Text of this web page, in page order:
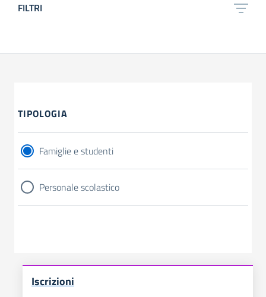
FILTRI
TIPOLOGIA
Famiglie e studenti
Personale scolastico
Iscrizioni